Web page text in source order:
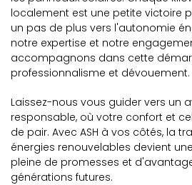
localement est une petite victoire
un pas de plus vers l'autonomie
notre expertise et notre
accompagnons dans cette
professionnalisme et dévouement.
Laissez-nous vous guider vers un
responsable, où votre confort et
de pair. Avec ASH à vos côtés, la
énergies renouvelables devient
pleine de promesses et
générations futures.